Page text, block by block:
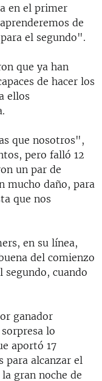
en el primer
de
el segundo".
que ya han
de hacer los
ellos
que nosotros",
pero falló 12
un par de
mucho daño, para
que nos
en su línea,
del comienzo
cuando
ganador
lo
aportó 17
para alcanzar el
gran noche de